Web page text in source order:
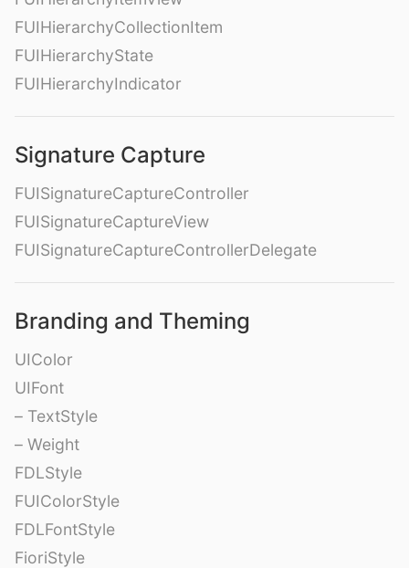
FUIHierarchyCollectionItem
FUIHierarchyState
FUIHierarchyIndicator
Signature Capture
FUISignatureCaptureController
FUISignatureCaptureView
FUISignatureCaptureControllerDelegate
Branding and Theming
UIColor
UIFont
– TextStyle
– Weight
FDLStyle
FUIColorStyle
FDLFontStyle
FioriStyle